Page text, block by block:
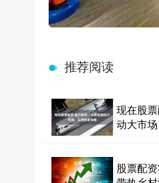
推荐阅读
现在股
动大市
股票配